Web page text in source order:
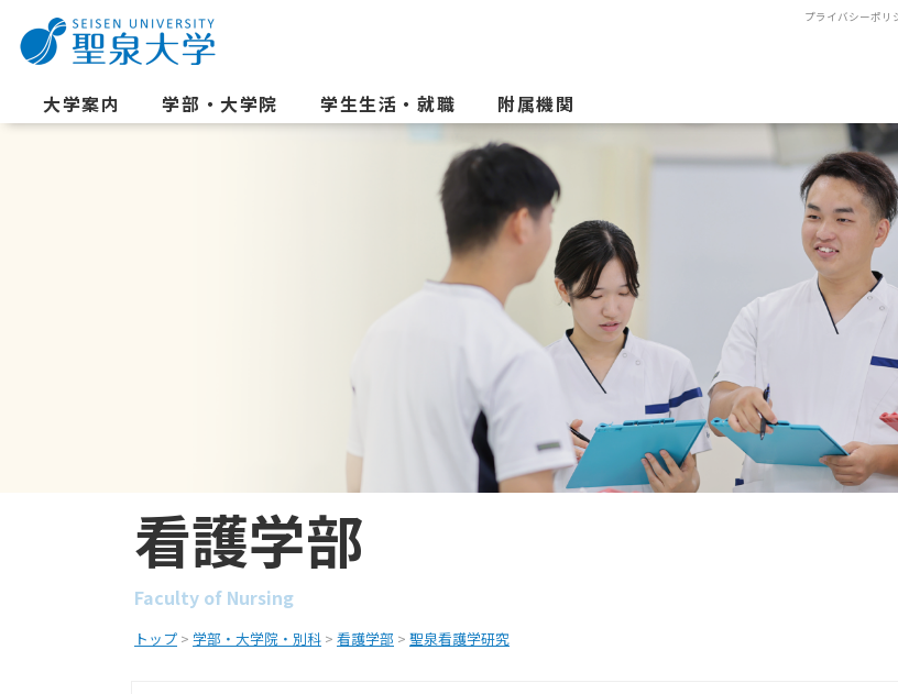
プライバシーポリ
大学案内 学部・大学院 学生生活・就職 附属機関
看護学部
Faculty of Nursing
トップ > 学部・大学院・別科 > 看護学部 > 聖泉看護学研究